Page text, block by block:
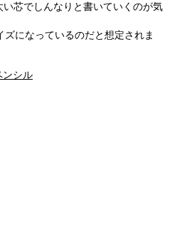
芯でしんなりと書いていくのが気
になっているのだと想定されま
ンシル